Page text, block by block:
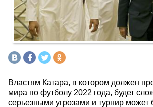
Властям Катара, в котором должен
мира по футболу 2022 года, будет
серьезными угрозами и турнир может